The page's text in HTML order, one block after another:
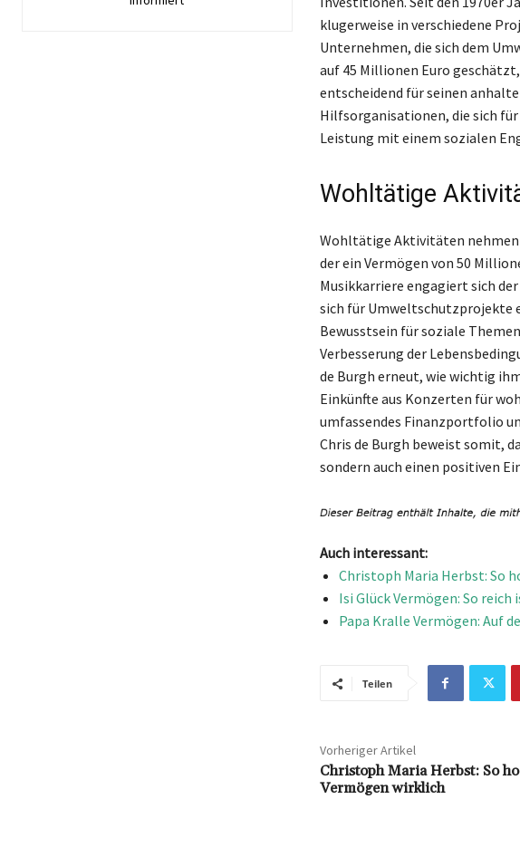
klugerweise in verschiedene
Unternehmen, die sich dem
auf 45 Millionen Euro
entscheidend für seinen
Hilfsorganisationen, die sich
Leistung mit einem sozialen
Wohltätige
Wohltätige Aktivitäten nehmen
der ein Vermögen von 50
Musikkarriere engagiert sich
sich für Umweltschutzprojekte
Bewusstsein für soziale
Verbesserung der
de Burgh erneut, wie wichtig
Einkünfte aus Konzerten für
umfassendes Finanzportfolio
Chris de Burgh beweist somit,
sondern auch einen positiven
Auch interessant:
Christoph Maria Herbst: So
Isi Glück Vermögen: So
Papa Kralle Vermögen: Auf
Teilen
Vorheriger Artikel
Christoph Maria Herbst: So
Vermögen wirklich